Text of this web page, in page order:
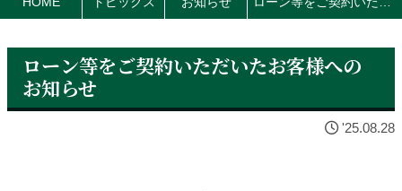
ローン等をご契約いただいたお客様への
お知らせ
'25.08.28